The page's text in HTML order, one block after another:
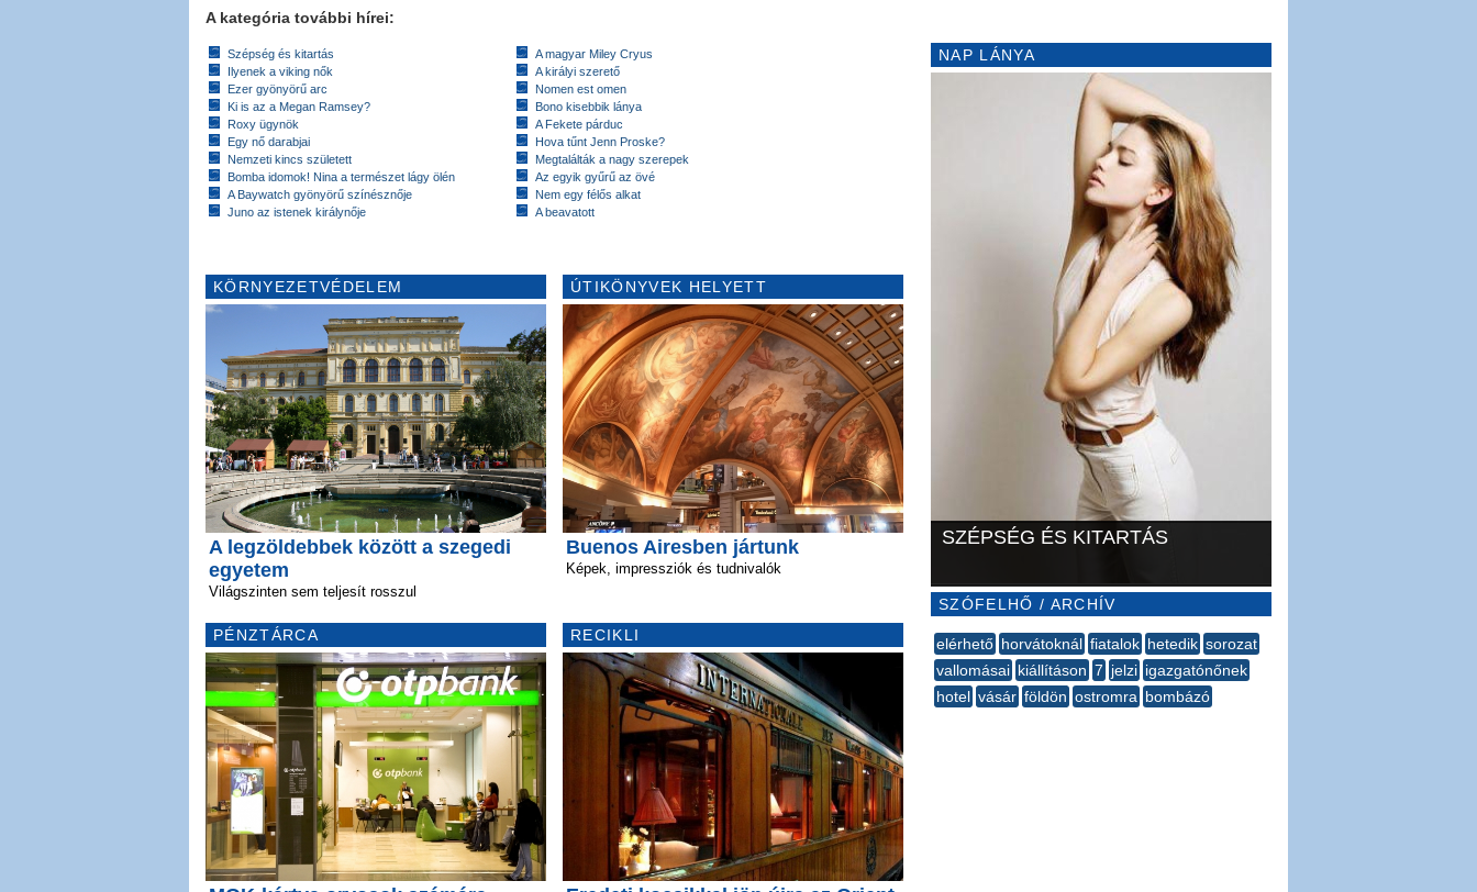
A kategória további hírei:
Szépség és kitartás
Ilyenek a viking nők
Ezer gyönyörű arc
Ki is az a Megan Ramsey?
Roxy ügynök
Egy nő darabjai
Nemzeti kincs született
Bomba idomok! Nina a természet lágy ölén
A Baywatch gyönyörű színésznője
Juno az istenek királynője
A magyar Miley Cryus
A királyi szerető
Nomen est omen
Bono kisebbik lánya
A Fekete párduc
Hova tűnt Jenn Proske?
Megtalálták a nagy szerepek
Az egyik gyűrű az övé
Nem egy félős alkat
A beavatott
KÖRNYEZETVÉDELEM
A legzöldebbek között a szegedi
egyetem
Világszinten sem teljesít rosszul
PÉNZTÁRCA
ÚTIKÖNYVEK HELYETT
Buenos Airesben jártunk
Képek, impressziók és tudnivalók
RECIKLI
NAP LÁNYA
SZÉPSÉG ÉS KITARTÁS
SZÓFELHŐ / ARCHÍV
elérhető horvátoknál fiatalok hetedik sorozat
vallomásai kiállításon 7 jelzi igazgatónőnek
hotel vásár földön ostromra bombázó